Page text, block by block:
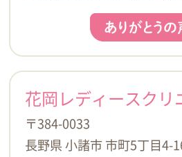
花岡レディースクリ
〒384-0033
長野県 小諸市 市町5丁目4-